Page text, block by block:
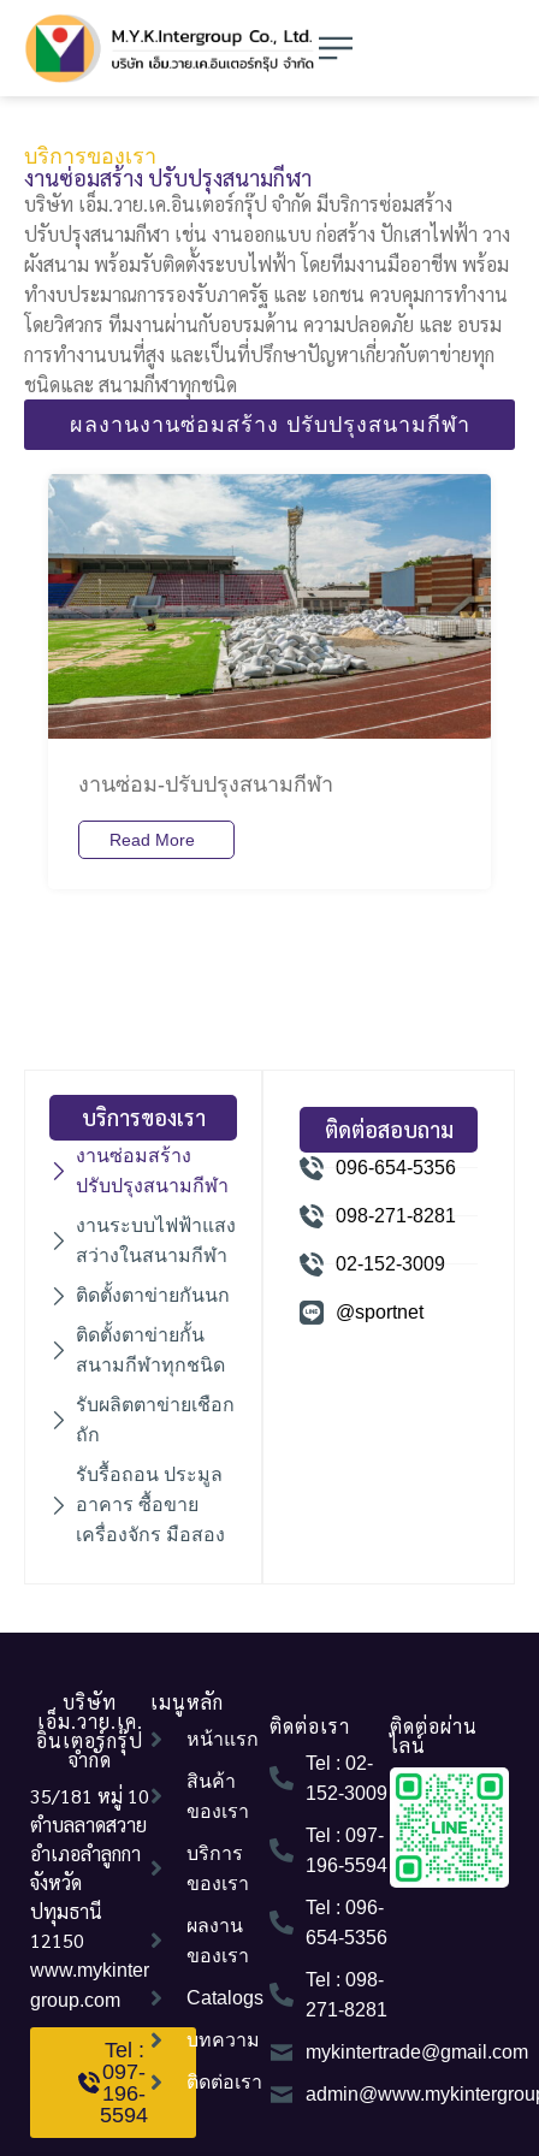
บริการของเรา
งานซ่อมสร้าง
ปรับปรุงสนามกีฬา
งานระบบไฟฟ้าแสง
สว่างในสนามกีฬา
ติดตั้งตาข่ายกันนก
ติดตั้งตาข่ายกั้น
สนามกีฬาทุกชนิด
รับผลิตตาข่ายเชือก
ถัก
รับรื้อถอน ประมูล
อาคาร ซื้อขาย
เครื่องจักร มือสอง
ติดต่อสอบถาม
096-654-5356
098-271-8281
02-152-3009
@sportnet
บริการของเรา
งานซ่อมสร้าง ปรับปรุงสนามกีฬา
บริษัท เอ็ม.วาย.เค.อินเตอร์กรุ๊ป จำกัด มีบริการซ่อมสร้าง
ปรับปรุงสนามกีฬา เช่น งานออกแบบ ก่อสร้าง ปักเสาไฟฟ้า วาง
ผังสนาม พร้อมรับติดตั้งระบบไฟฟ้า โดยทีมงานมืออาชีพ พร้อม
ทำงบประมาณการรองรับภาครัฐ และ เอกชน ควบคุมการทำงาน
โดยวิศวกร ทีมงานผ่านกับอบรมด้าน ความปลอดภัย และ อบรม
การทำงานบนที่สูง และเป็นที่ปรึกษาปัญหาเกี่ยวกับตาข่ายทุก
ชนิดและ สนามกีฬาทุกชนิด
ผลงานงานซ่อมสร้าง ปรับปรุงสนามกีฬา
งานซ่อม-ปรับปรุงสนามกีฬา
Read More
บริษัท
เอ็ม.วาย.เค.
อินเตอร์กรุ๊ป
จำกัด
35/181 หมู่ 10
ตำบลลาดสวาย
อำเภอลำลูกกา
จังหวัด
ปทุมธานี
12150
www.mykinter
group.com
Tel :
097-
196-
5594
เมนูหลัก
หน้าแรก
สินค้า
ของเรา
บริการ
ของเรา
ผลงาน
ของเรา
Catalogs
บทความ
ติดต่อเรา
ติดต่อเรา
Tel : 02-
152-3009
Tel : 097-
196-5594
Tel : 096-
654-5356
Tel : 098-
271-8281
mykintertrade@gmail.com
ติดต่อผ่าน
ไลน์